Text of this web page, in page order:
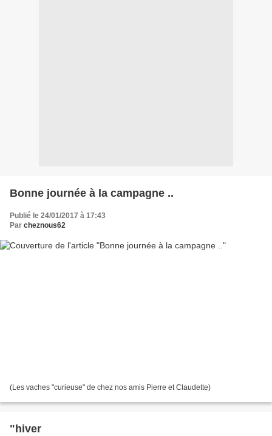
Bonne journée à la campagne ..
Publié le 24/01/2017 à 17:43
Par cheznous62
(Les vaches "curieuse" de chez nos amis Pierre et Claudette)
"hiver